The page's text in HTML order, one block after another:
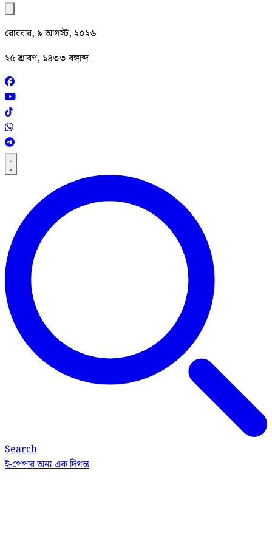
রোববার, ৯ আগস্ট, ২০২৬
২৫ শ্রাবণ, ১৪৩৩ বঙ্গাব্দ
Search
ই-পেপারঅন্য এক দিগন্ত